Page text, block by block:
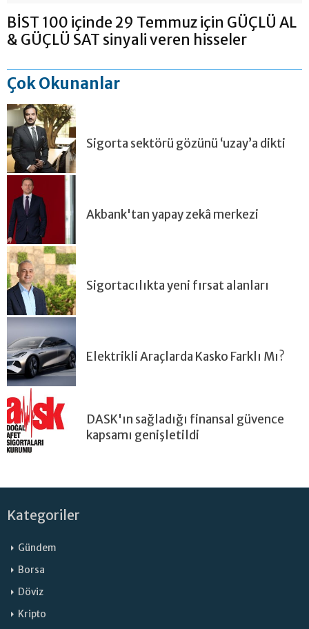
BİST 100 içinde 29 Temmuz için GÜÇLÜ AL
& GÜÇLÜ SAT sinyali veren hisseler
Çok Okunanlar
Sigorta sektörü gözünü ‘uzay’a dikti
Akbank'tan yapay zekâ merkezi
Sigortacılıkta yeni fırsat alanları
Elektrikli Araçlarda Kasko Farklı Mı?
DASK'ın sağladığı finansal güvence
kapsamı genişletildi
Kategoriler
Gündem
Borsa
Döviz
Kripto